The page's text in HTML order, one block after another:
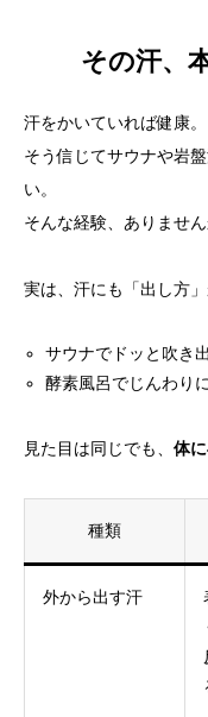
その汗、
汗をかいていれば健康。
そう信じてサウナや岩
い。
そんな経験、ありません
実は、汗にも「出し方」
サウナでドッと吹き
酵素風呂でじんわり
見た目は同じでも、 体
種類
外から出す汗